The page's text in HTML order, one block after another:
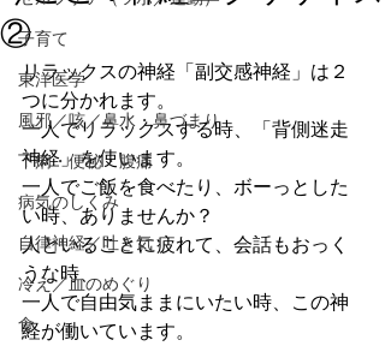
子育て
東洋医学
風邪／咳／鼻水・鼻づまり
下痢・便秘・腹痛
病気のしくみ
自律神経／吐き気
冷え／血のめぐり
食
②
リラックスの神経「副交感神経」は２
つに分かれます。
一人でリラックスする時、「背側迷走
神経」を使います。
一人でご飯を食べたり、ボーっとした
い時、ありませんか？
人といることに疲れて、会話もおっく
うな時、
一人で自由気ままにいたい時、この神
経が働いています。